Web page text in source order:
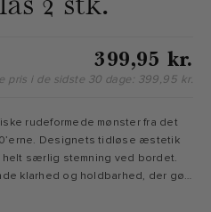
399,95 kr.
pris i de sidste 30 dage: 399,95 kr.
rudeformede mønster fra det
Designets tidløse æstetik
helt særlig stemning ved bordet.
klarhed og holdbarhed, der gør